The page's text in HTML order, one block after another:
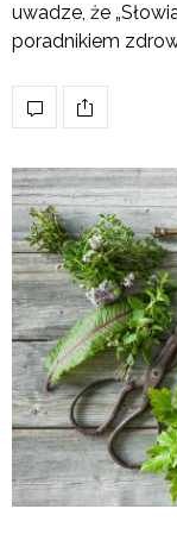
uwadze, że
poradnikiem